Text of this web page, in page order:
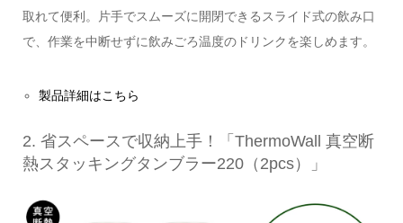
取れて便利。片手でスムーズに開閉できるスライド式の飲み口
で、作業を中断せずに飲みごろ温度のドリンクを楽しめます。
製品詳細はこちら
2. 省スペースで収納上手！「ThermoWall 真空断
熱スタッキングタンブラー220（2pcs）」